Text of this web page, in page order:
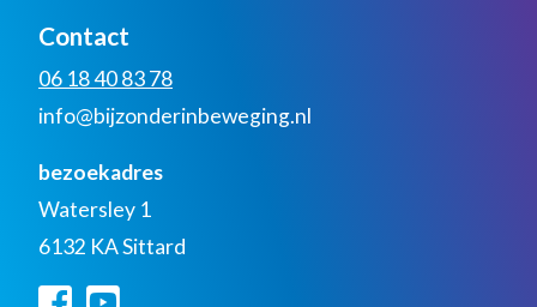
Contact
06 18 40 83 78
info@bijzonderinbeweging.nl
bezoekadres
Watersley 1
6132 KA Sittard